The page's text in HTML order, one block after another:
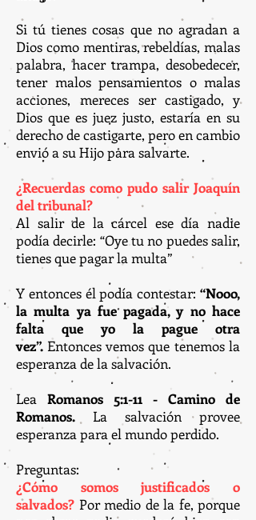
Si tú tienes cosas que no agradan a
Dios como mentiras, rebeldías, malas
palabra, hacer trampa, desobedecer,
tener malos pensamientos o malas
acciones, mereces ser castigado, y
Dios que es juez justo, estaría en su
derecho de castigarte, pero en cambio
envió a su Hijo para salvarte.
¿Recuerdas como pudo salir Joaquín
del tribunal?
Al salir de la cárcel ese día nadie
podía decirle: “Oye tu no puedes salir,
tienes que pagar la multa”
Y entonces él podía contestar: “Nooo,
la multa ya fue pagada, y no hace
falta que yo la pague otra
vez”. Entonces vemos que tenemos la
esperanza de la salvación.
Lea Romanos 5:1-11 - Camino de
Romanos. La salvación provee
esperanza para el mundo perdido.
Preguntas:
¿Cómo somos justificados o
salvados? Por medio de la fe, porque